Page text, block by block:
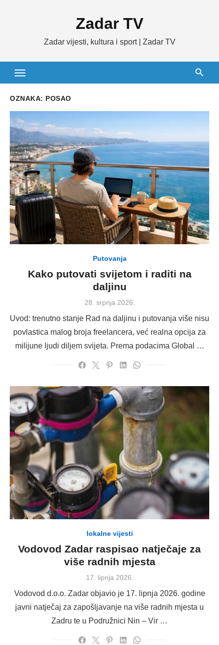
Zadar TV
Zadar vijesti, kultura i sport | Zadar TV
OZNAKA: POSAO
Putovanja
Kako putovati svijetom i raditi na
daljinu
Posted
28. srpnja 2026.
Uvod: trenutno stanje Rad na daljinu i putovanja više nisu
povlastica malog broja freelancera, već realna opcija za
milijune ljudi diljem svijeta. Prema podacima Global …
lokalne vijesti
Vodovod Zadar raspisao natječaje za
više radnih mjesta
Posted
17. lipnja 2026.
Vodovod d.o.o. Zadar objavio je 17. lipnja 2026. godine
javni natječaj za zapošljavanje na više radnih mjesta u
Zadru te u Podružnici Nin – Vir …